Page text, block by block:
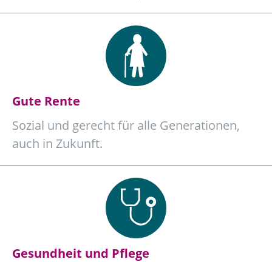
Gute Rente
Sozial und gerecht für alle Generationen,
auch in Zukunft.
Gesundheit und Pflege